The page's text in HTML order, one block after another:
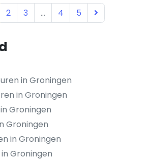
in Groningen
in Groningen
Groningen
Groningen
in Groningen
Groningen
2 3 ... 4 5